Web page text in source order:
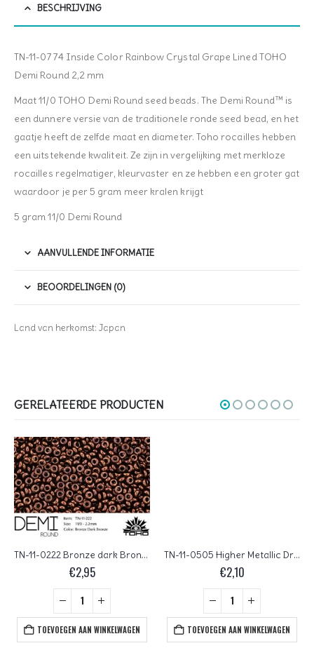
BESCHRIJVING
TN-11-0774 Inside Color Rainbow Crystal Grape Lined TOHO
Demi Round 2,2 mm
Maat 11/0 TOHO Demi Round seed beads. The Demi Round™ is
een dunnere versie van de traditionele ronde seed bead, en het
gaatje heeft de zelfde maat en diameter. Toho rocailles hebben
een uitstekende kwaliteit. Ze zijn in vergelijking met merkloze
rocailles regelmatiger, kleurvaster en ze hebben een groter gat
waardoor je per 5 gram meer kralen krijgt
5 gram 11/0 Demi Round
AANVULLENDE INFORMATIE
BEOORDELINGEN (0)
Land van herkomst: Japan
GERELATEERDE PRODUCTEN
TN-11-0222 Bronze dark Bronze TOHO Demi Round
€2,95
TOEVOEGEN AAN WINKELWAGEN
TN-11-0505 Higher Metallic Dragonfly TOHO Demi Round
€2,10
TOEVOEGEN AAN WINKELWAGEN